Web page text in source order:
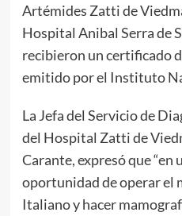
Artémides Zatti de
Hospital Anibal Serra de
recibieron un certificado
emitido por el Instituto
La Jefa del Servicio de
del Hospital Zatti de
Carante, expresó que “en
oportunidad de operar el
Italiano y hacer